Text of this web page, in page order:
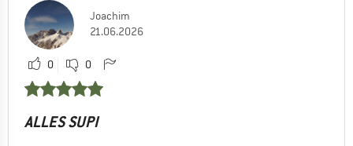
Joachim
21.06.2026
0 0
ALLES SUPI